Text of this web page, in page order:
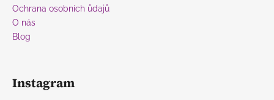
Ochrana osobních ůdajů
O nás
Blog
Instagram